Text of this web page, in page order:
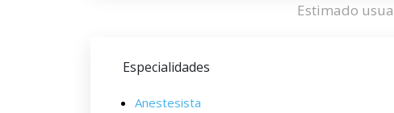
Estimado
Especialidades
Anestesista